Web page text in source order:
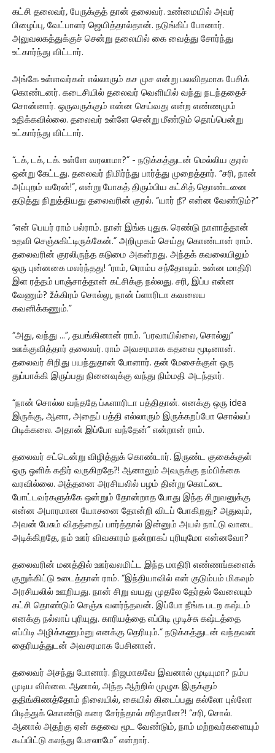
கட்சி தலைவர், பேருக்குத் தான் தலைவர். உண்மையில் அவர்
பிழைப்பு, வேட்பாளர் ஜெயித்தால்தான். நடுங்கிப் போனார்.
அலுவலகத்துக்குச் சென்று தலையில் கை வைத்து சோர்ந்து
உட்கார்ந்து விட்டார்.
அங்கே உள்ளவர்கள் எல்லாரும் கச முச என்று பலவிதமாக பேசிக்
கொண்டனர். கடைசியில் தலைவர் வெளியில் வந்து நடந்ததைச்
சொன்னார். ஒருவருக்கும் என்ன செய்வது என்ற எண்ணமும்
உதிக்கவில்லை. தலைவர் உள்ளே சென்று மீண்டும் தொப்பென்று
உட்கார்ந்து விட்டார்.
“டக், டக், டக். உள்ளே வரலாமா?” - நடுக்கத்துடன் மெல்லிய குரல்
ஒன்று கேட்டது. தலைவர் நிமிர்ந்து பார்த்து முறைத்தார். “சரி, நான்
அப்புறம் வரேன்!”, என்று போகத் திரும்பிய கட்சித் தொண்டனை
தடுத்து நிறுத்தியது தலைவரின் குரல். “யார் நீ? என்ன வேண்டும்?”
“என் பெயர் ராம் பல்ராம். நான் இங்க புதுசு. ரெண்டு நாளாத்தான்
உதவி செஞ்சுகிட்டிருக்கேன்.” அறிமுகம் செய்து கொண்டான் ராம்.
தலைவரின் குரலிருந்த கடுமை அகன்றது. அந்தக் கவலையிலும்
ஒரு புன்னகை மலர்ந்தது! “ராம், ரொம்ப சந்தோஷம். உன்ன மாதிரி
இள ரத்தம் பாஞ்சாத்தான் கட்சிக்கு நல்லது. சரி, இப்ப என்ன
வேணும்? žக்கிரம் சொல்லு, நான் ப்ளாரிடா கவலைய
கவனிக்கணும்.”
“அது, வந்து ...”, தயங்கினான் ராம். “பரவாயில்லை, சொல்லு”
ஊக்குவித்தார் தலைவர். ராம் அவசரமாக கதவை மூடினான்.
தலைவர் சிறிது பயந்துதான் போனார். தன் மேசைக்குள் ஒரு
துப்பாக்கி இருப்பது நினைவுக்கு வந்து நிம்மதி அடந்தார்.
“நான் சொல்ல வந்ததே ப்ஃளாரிடா பத்திதான். எனக்கு ஒரு idea
இருக்கு, ஆனா, அதைப் பத்தி எல்லாரும் இருக்கறப்போ சொல்லப்
பிடிக்கலை. அதான் இப்போ வந்தேன்” என்றான் ராம்.
தலைவர் சட்டென்று விழித்துக் கொண்டார். இருண்ட குகைக்குள்
ஒரு ஒளிக் கதிர் வருகிறதே?! ஆனாலும் அவருக்கு நம்பிக்கை
வரவில்லை. அத்தனை அரசியலில் பழம் தின்று கொட்டை
போட்டவர்களுக்கே ஒன்றும் தோன்றாத போது இந்த சிறுவனுக்கு
என்ன அபாரமான யோசனை தோன்றி விடப் போகிறது? அதுவும்,
அவன் பேசும் விதத்தைப் பார்த்தால் இன்னும் அயல் நாட்டு வாடை
அடிக்கிறதே, நம் ஊர் விவகாரம் நன்றாகப் புரியுமோ என்னவோ?
தலைவரின் மனத்தில் ஊர்வலமிட்ட இந்த மாதிரி எண்ணங்களைக்
குறுக்கிட்டு உடைத்தான் ராம். “இந்தியாவில் என் குடும்பம் மிகவும்
அரசியலில் ஊறியது. நான் சிறு வயது முதலே தேர்தல் வேலையும்
கட்சி தொண்டும் செஞ்சு வளர்ந்தவன். இப்போ நீங்க படற கஷ்டம்
எனக்கு நல்லாப் புரியுது. காரியத்தை எப்பிடி முடிச்சு கஷ்டத்தை
எப்பிடி அழிக்கணும்னு எனக்கு தெரியும்.” நடுக்கத்துடன் வந்தவன்
தைரியத்துடன் அவசரமாக பேசினான்.
தலைவர் அசந்து போனார். நிஜமாகவே இவனால் முடியுமா? நம்ப
முடிய வில்லை. ஆனால், அந்த ஆற்றில் முழுக இருக்கும்
ததிங்கிணத்தோம் நிலையில், கையில் கிடைப்பது கல்லோ புல்லோ
பிடித்துக் கொண்டு கரை சேர்ந்தால் சரிதானே?! “சரி, சொல்.
ஆனால் அதற்கு ஏன் கதவை மூட வேண்டும், நாம் மற்றவர்களையும்
கூப்பிட்டு கலந்து பேசலாமே” என்றார்.